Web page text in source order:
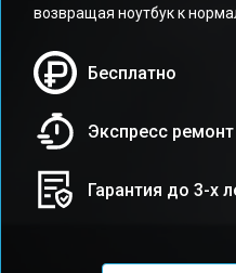
возвращая ноутбук к
Бесплатно
Экспресс
Гарантия до 3-х